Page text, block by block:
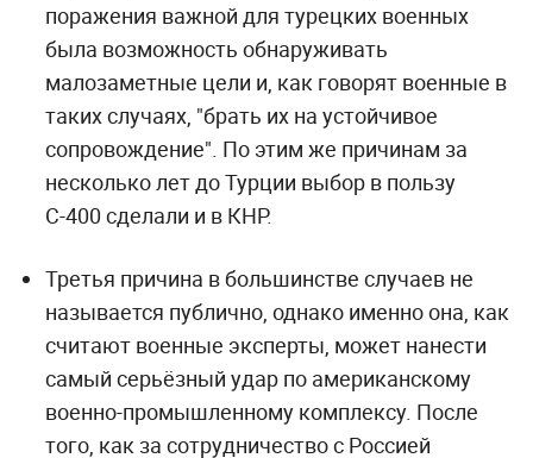
поражения важной для турецких военных
была возможность обнаруживать
малозаметные цели и, как говорят военные в
таких случаях, "брать их на устойчивое
сопровождение". По этим же причинам за
несколько лет до Турции выбор в пользу
С-400 сделали и в КНР.
Третья причина в большинстве случаев не
называется публично, однако именно она, как
считают военные эксперты, может нанести
самый серьёзный удар по американскому
военно-промышленному комплексу. После
того, как за сотрудничество с Россией